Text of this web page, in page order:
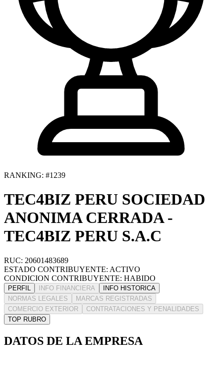
RANKING: #1239
TEC4BIZ PERU SOCIEDAD
ANONIMA CERRADA -
TEC4BIZ PERU S.A.C
RUC: 20601483689
ESTADO CONTRIBUYENTE: ACTIVO
CONDICION CONTRIBUYENTE: HABIDO
PERFIL INFO FINANCIERA
INFO HISTORICA
NORMAS LEGALES
MARCAS REGISTRADAS
COMERCIO EXTERIOR
CONTRATACIONES Y PENALIDADES
TOP RUBRO
DATOS DE LA EMPRESA